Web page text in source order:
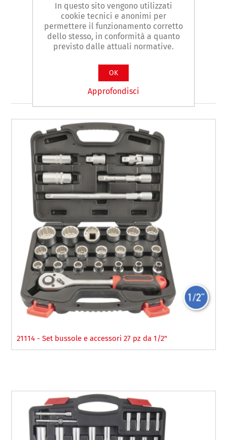
Etichetta del prodotto
set bussole e accessori (6)
Prodotti correlati
21114 - Set bussole e accessori 27 pz da 1/2"
In questo sito vengono utilizzati
cookie tecnici e anonimi per
permettere il funzionamento corretto
dello stesso, in conformità a quanto
previsto dalle attuali normative.
OK
Approfondisci